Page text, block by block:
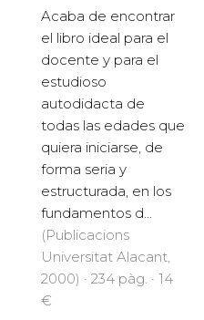
Acaba de encontrar
el libro ideal para el
docente y para el
estudioso
autodidacta de
todas las edades que
quiera iniciarse, de
forma seria y
estructurada, en los
fundamentos d...
(Publicacions
Universitat Alacant,
2000) · 234 pàg. · 14
€